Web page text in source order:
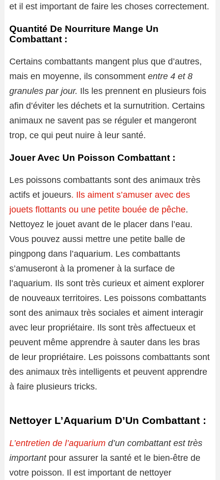
et il est important de faire les choses correctement.
Quantité De Nourriture Mange Un
Combattant :
Certains combattants mangent plus que d’autres,
mais en moyenne, ils consomment entre 4 et 8
granules par jour. Ils les prennent en plusieurs fois
afin d’éviter les déchets et la surnutrition. Certains
animaux ne savent pas se réguler et mangeront
trop, ce qui peut nuire à leur santé.
Jouer Avec Un Poisson Combattant :
Les poissons combattants sont des animaux très
actifs et joueurs. Ils aiment s’amuser avec des
jouets flottants ou une petite bouée de pêche.
Nettoyez le jouet avant de le placer dans l’eau.
Vous pouvez aussi mettre une petite balle de
pingpong dans l’aquarium. Les combattants
s’amuseront à la promener à la surface de
l’aquarium. Ils sont très curieux et aiment explorer
de nouveaux territoires. Les poissons combattants
sont des animaux très sociales et aiment interagir
avec leur propriétaire. Ils sont très affectueux et
peuvent même apprendre à sauter dans les bras
de leur propriétaire. Les poissons combattants sont
des animaux très intelligents et peuvent apprendre
à faire plusieurs tricks.
Nettoyer L’Aquarium D’Un Combattant :
L’entretien de l’aquarium d’un combattant est très
importantpour assurer la santé et le bien-être de
votre poisson. Il est important de nettoyer